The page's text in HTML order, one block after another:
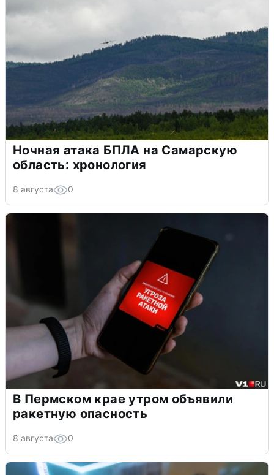
Ночная атака БПЛА на Самарскую
область: хронология
8 августа 0
В Пермском крае утром объявили
ракетную опасность
8 августа 0